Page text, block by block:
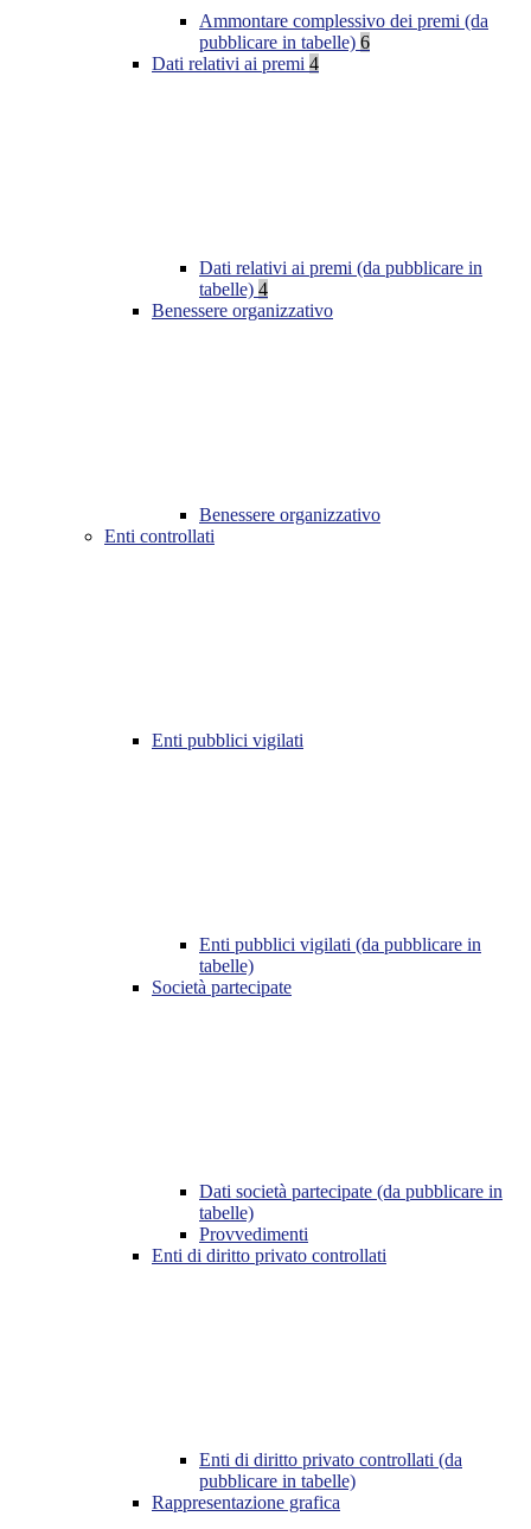
Ammontare complessivo dei premi (da
pubblicare in tabelle) 6
Dati relativi ai premi 4
Dati relativi ai premi (da pubblicare in
tabelle) 4
Benessere organizzativo
Benessere organizzativo
Enti controllati
Enti pubblici vigilati
Enti pubblici vigilati (da pubblicare in
tabelle)
Società partecipate
Dati società partecipate (da pubblicare in
tabelle)
Provvedimenti
Enti di diritto privato controllati
Enti di diritto privato controllati (da
pubblicare in tabelle)
Rappresentazione grafica